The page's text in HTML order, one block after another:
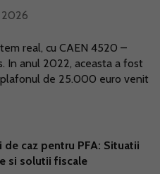
2026
real, cu CAEN 4520 –
In anul 2022, aceasta a fost
de 25.000 euro venit
de caz pentru PFA: Situatii
si solutii fiscale